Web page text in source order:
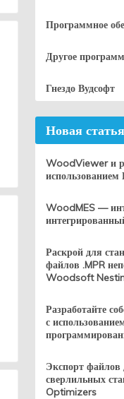
Программное
Другое
Гнездо Вудсофт
Новая статья
WoodViewer и
WoodMES —
Раскрой для
файлов .MPR
Woodsoft
Разработайте
с
Экспорт файлов
сверлильных
Optimizers